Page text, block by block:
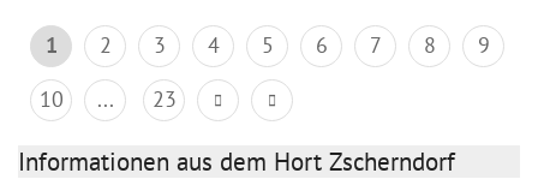
1 2 3 4 5 6 7 8
9
10
... 23
Informationen aus dem Hort Zscherndorf